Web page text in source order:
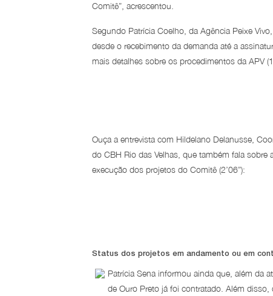
Comitê”, acrescentou.
Segundo Patrícia Coelho, da Agência Peixe
desde o recebimento da demanda até a
mais detalhes sobre os procedimentos da APV
Ouça a entrevista com Hildelano Delanusse,
do CBH Rio das Velhas, que também fala
execução dos projetos do Comitê (2’06”):
Status dos projetos em andamento ou em
Patrícia Sena informou ainda que, além da
de Ouro Preto já foi contratado. Além